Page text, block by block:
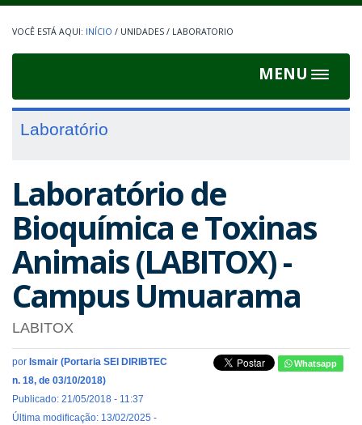
INÍCIO / UNIDADES / LABORATORIO
MENU
Toggle
Laboratório
Laboratório de
Bioquímica e Toxinas
Animais (LABITOX) -
Campus Umuarama
LABITOX
por Ismair (Portaria SEI DIRIBTEC
n. 18, de 03/10/2018)
Publicado: 21/05/2018 - 11:37
Última modificação: 13/02/2025 -
Whatsapp